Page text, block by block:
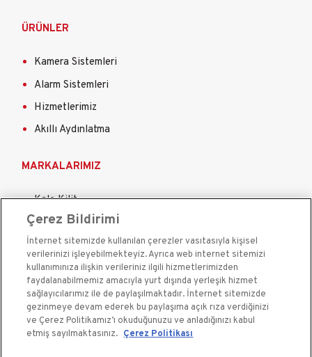
ÜRÜNLER
Kamera Sistemleri
Alarm Sistemleri
Hizmetlerimiz
Akıllı Aydınlatma
MARKALARIMIZ
Kale Kilit
Kale Çelik Kapı
Kale Çelik Kasa
Kale Kapı Pencere Sistemleri
Kale Sigorta
Çerez Bildirimi
İnternet sitemizde kullanılan çerezler vasıtasıyla kişisel
verilerinizi işleyebilmekteyiz. Ayrıca web internet sitemizi
kullanımınıza ilişkin verileriniz ilgili hizmetlerimizden
faydalanabilmemiz amacıyla yurt dışında yerleşik hizmet
sağlayıcılarımız ile de paylaşılmaktadır. İnternet sitemizde
gezinmeye devam ederek bu paylaşıma açık rıza verdiğinizi
ve Çerez Politikamız’ı okuduğunuzu ve anladığınızı kabul
etmiş sayılmaktasınız. Çerez Politikası